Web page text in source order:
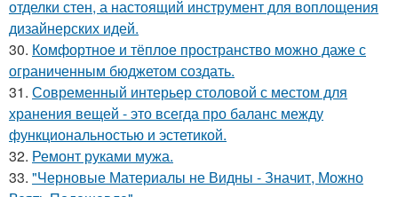
отделки стен, а настоящий инструмент для воплощения
дизайнерских идей.
30. Комфортное и тёплое пространство можно даже с
ограниченным бюджетом создать.
31. Современный интерьер столовой с местом для
хранения вещей - это всегда про баланс между
функциональностью и эстетикой.
32. Ремонт руками мужа.
33. "Черновые Материалы не Видны - Значит, Можно